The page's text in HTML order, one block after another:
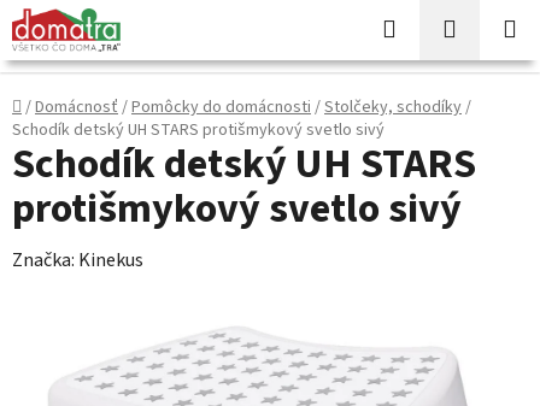
Prejsť
na
obsah
Hľadať
KOŠÍK
Domov
/Domácnosť/Pomôcky do domácnosti/Stolčeky, schodíky/
Schodík detský UH STARS protišmykový svetlo sivý
Schodík detský UH STARS
protišmykový svetlo sivý
Značka: Kinekus